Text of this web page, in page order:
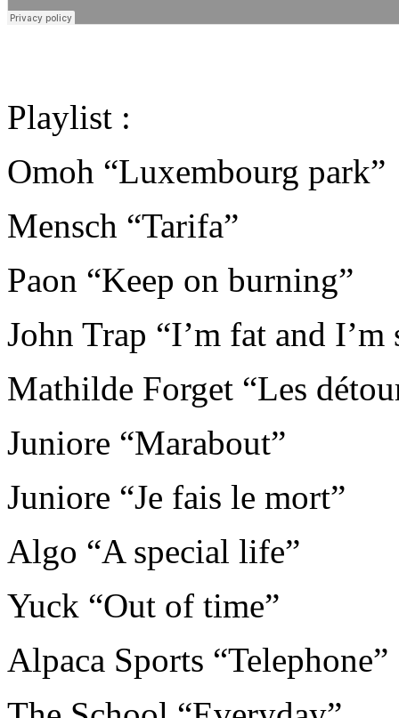
Playlist :
Omoh “Luxembourg park”
Mensch “Tarifa”
Paon “Keep on burning”
John Trap “I’m fat and I’m
Mathilde Forget “Les
Juniore “Marabout”
Juniore “Je fais le mort”
Algo “A special life”
Yuck “Out of time”
Alpaca Sports “Telephone”